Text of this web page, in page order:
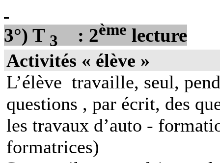
3°) T 3 : 2ème lecture
Activités « élève »
L’élève travaille, seul,
questions , par écrit, des
les travaux d’auto -
formatrices)